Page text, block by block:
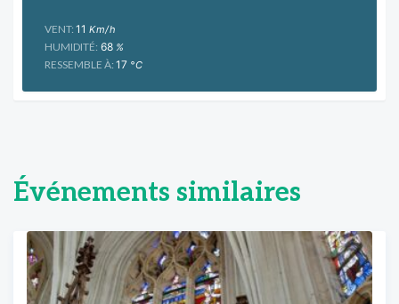
VENT: 11 Km/h
HUMIDITÉ: 68 %
RESSEMBLE À: 17 °C
Événements similaires